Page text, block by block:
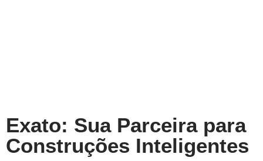
Exato: Sua Parceira para
Construções Inteligentes